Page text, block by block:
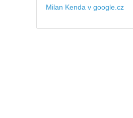
Milan Kenda v google.cz